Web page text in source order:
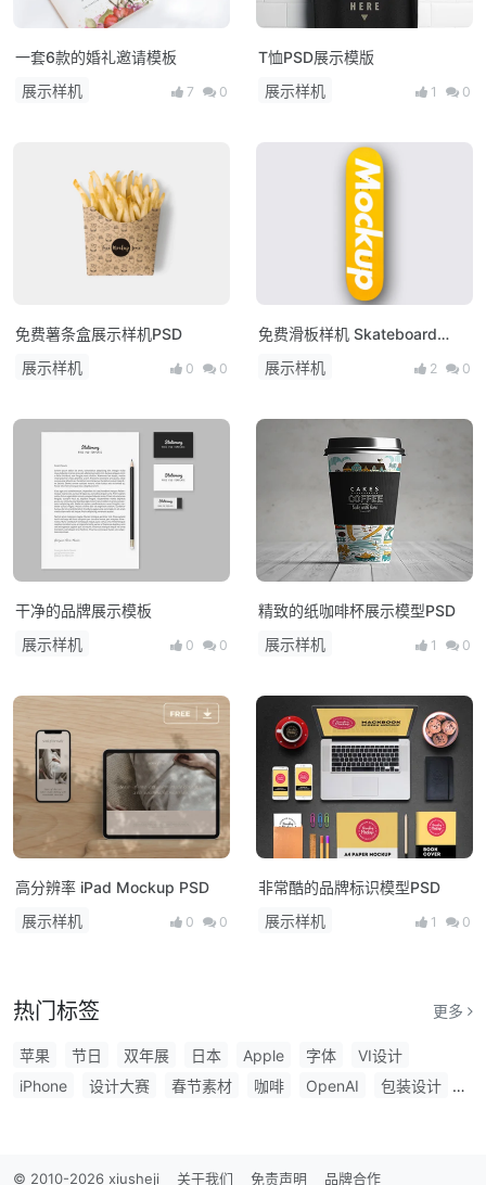
一套6款的婚礼邀请模板
展示样机
7 0
T恤PSD展示模版
展示样机
1 0
免费薯条盒展示样机PSD
展示样机
0 0
免费滑板样机 Skateboard
mockup psd
展示样机 2 0
干净的品牌展示模板
展示样机
0 0
精致的纸咖啡杯展示模型PSD
展示样机
1 0
高分辨率 iPad Mockup PSD
展示样机
0 0
非常酷的品牌标识模型PSD
展示样机
1 0
热门标签 更多
苹果 节日 双年展 日本 Apple 字体
VI设计
iPhone
设计大赛 春节素材 咖啡 OpenAI
包装设计
设计周
LOGO设计 圣诞节 手机 海报设计大赛
© 2010-2026 xiusheji 关于我们 免责声明 品牌合作